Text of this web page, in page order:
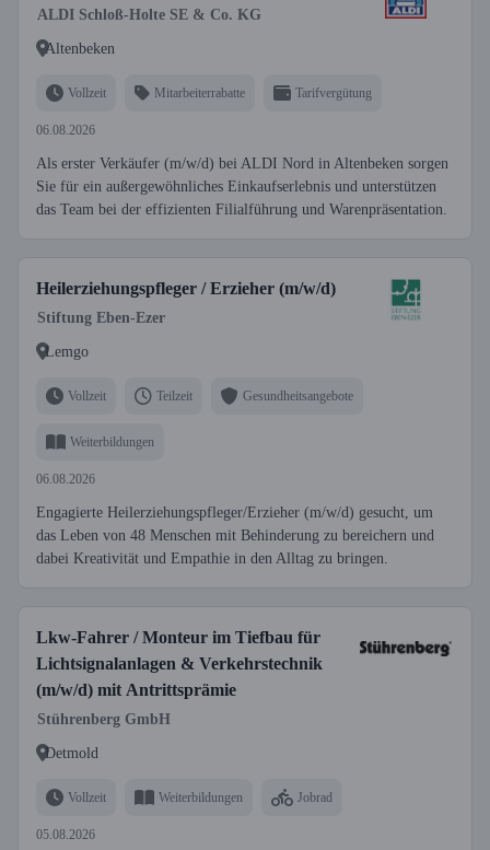
ALDI Schloß-Holte SE & Co. KG
Altenbeken
Vollzeit Mitarbeiterrabatte Tarifvergütung
06.08.2026
Als erster Verkäufer (m/w/d) bei ALDI Nord in Altenbeken sorgen
Sie für ein außergewöhnliches Einkaufserlebnis und unterstützen
das Team bei der effizienten Filialführung und Warenpräsentation.
Heilerziehungspfleger / Erzieher (m/w/d)
Stiftung Eben-Ezer
Lemgo
Vollzeit Teilzeit Gesundheitsangebote
Weiterbildungen
06.08.2026
Engagierte Heilerziehungspfleger/Erzieher (m/w/d) gesucht, um
das Leben von 48 Menschen mit Behinderung zu bereichern und
dabei Kreativität und Empathie in den Alltag zu bringen.
Lkw-Fahrer / Monteur im Tiefbau für
Lichtsignalanlagen & Verkehrstechnik
(m/w/d) mit Antrittsprämie
Stührenberg GmbH
Detmold
Vollzeit Weiterbildungen Jobrad
05.08.2026